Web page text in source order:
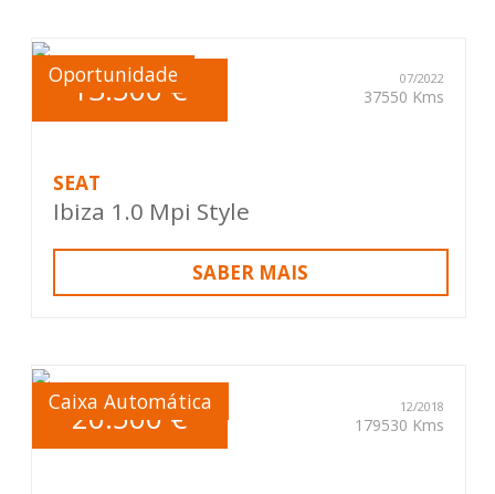
Oportunidade
13.500 € 07/2022
37550 Kms
SEAT
Ibiza 1.0 Mpi Style
SABER MAIS
Caixa Automática
20.500 € 12/2018
179530 Kms